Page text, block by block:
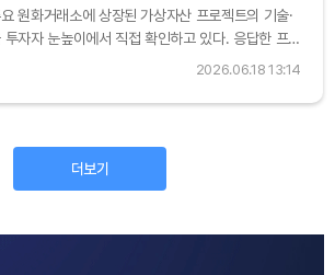
원화거래소에 상장된 가상자산 프로젝트의 기술·
투자자 눈높이에서 직접 확인하고 있다. 응답한 프로
대로 기록한다. [편집자주] 크립토 시장에서 가
2026.06.18 13:14
더보기